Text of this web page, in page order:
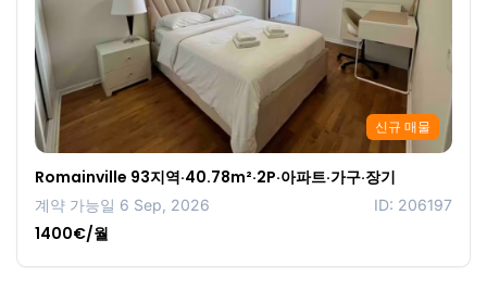
신규 매물
Romainville 93지역·40.78m²·2P·아파트·가구·장기
계약 가능일 6 Sep, 2026 ID: 206197
1400€/월